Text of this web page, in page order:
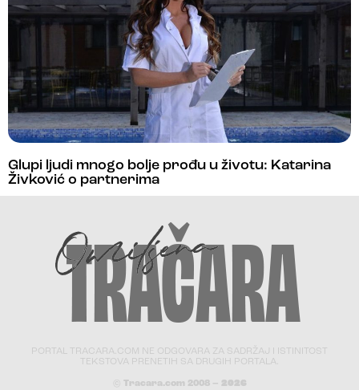
Glupi ljudi mnogo bolje prođu u životu: Katarina
Živković o partnerima
PORTAL TRACARA.COM NE ODGOVARA ZA SADRŽAJ I ISTINITOST
TEKSTOVA PRENETIH SA DRUGIH PORTALA.
© Tracara.com 2008 – 2026